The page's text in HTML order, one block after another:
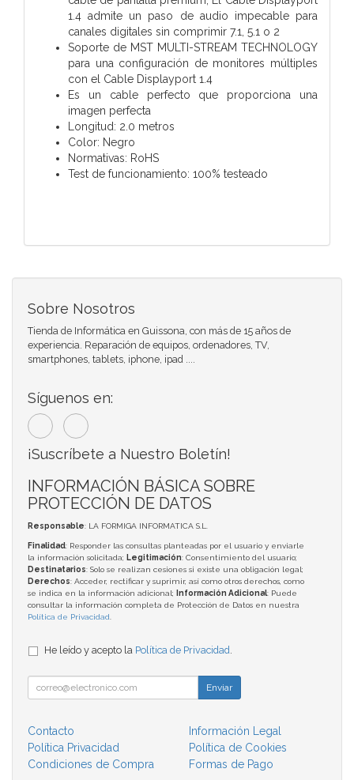
1.4 admite un paso de audio impecable para
canales digitales sin comprimir 7.1, 5.1 o 2
Soporte de MST MULTI-STREAM TECHNOLOGY
para una configuración de monitores múltiples
con el Cable Displayport 1.4
Es un cable perfecto que proporciona una
imagen perfecta
Longitud: 2.0 metros
Color: Negro
Normativas: RoHS
Test de funcionamiento: 100% testeado
Sobre Nosotros
Tienda de Informática en Guissona, con más de 15 años de
experiencia. Reparación de equipos, ordenadores, TV,
smartphones, tablets, iphone, ipad ....
Síguenos en:
¡Suscríbete a Nuestro Boletín!
INFORMACIÓN BÁSICA SOBRE
PROTECCIÓN DE DATOS
Responsable: LA FORMIGA INFORMATICA S.L.
Finalidad: Responder las consultas planteadas por el usuario y enviarle
la información solicitada; Legitimación: Consentimiento del usuario;
Destinatarios: Solo se realizan cesiones si existe una obligación legal;
Derechos: Acceder, rectificar y suprimir, así como otros derechos, como
se indica en la información adicional;
Información Adicional: Puede
consultar la información completa de Protección de Datos en nuestra
Política de Privacidad
He leído y acepto la Política de Privacidad
Enviar
Contacto
Información Legal
Política Privacidad
Política de Cookies
Condiciones de Compra
Formas de Pago